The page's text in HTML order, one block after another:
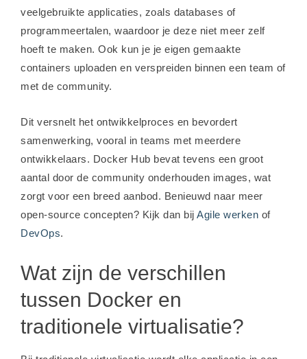
veelgebruikte applicaties, zoals databases of
programmeertalen, waardoor je deze niet meer zelf
hoeft te maken. Ook kun je je eigen gemaakte
containers uploaden en verspreiden binnen een team of
met de community.
Dit versnelt het ontwikkelproces en bevordert
samenwerking, vooral in teams met meerdere
ontwikkelaars. Docker Hub bevat tevens een groot
aantal door de community onderhouden images, wat
zorgt voor een breed aanbod. Benieuwd naar meer
open-source concepten? Kijk dan bij Agile werken of
DevOps.
Wat zijn de verschillen
tussen Docker en
traditionele virtualisatie?